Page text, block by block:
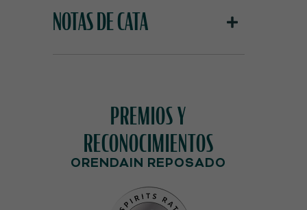
NOTAS DE CATA
PREMIOS Y
RECONOCIMIENTOS
ORENDAIN REPOSADO